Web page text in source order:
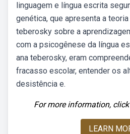
linguagem e língua escrita
genética, que apresenta a
teberosky sobre a
com a psicogênese da língua
ana teberosky, eram
fracasso escolar, entender os
desistência e.
For more information,
LEARN